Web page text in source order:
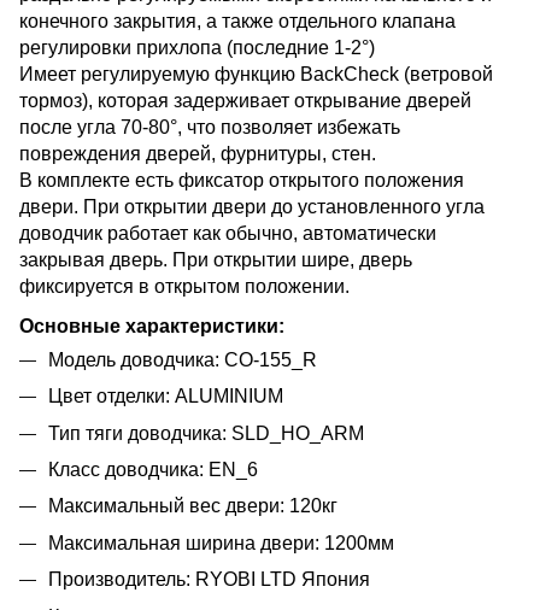
конечного закрытия, а также отдельного клапана
регулировки прихлопа (последние 1-2°)
Имеет регулируемую функцию BackCheck (ветровой
тормоз), которая задерживает открывание дверей
после угла 70-80°, что позволяет избежать
повреждения дверей, фурнитуры, стен.
В комплекте есть фиксатор открытого положения
двери. При открытии двери до установленного угла
доводчик работает как обычно, автоматически
закрывая дверь. При открытии шире, дверь
фиксируется в открытом положении.
Основные характеристики:
Модель доводчика: CO-155_R
Цвет отделки: ALUMINIUM
Тип тяги доводчика: SLD_HO_ARM
Класс доводчика: EN_6
Максимальный вес двери: 120кг
Максимальная ширина двери: 1200мм
Производитель: RYOBI LTD Япония